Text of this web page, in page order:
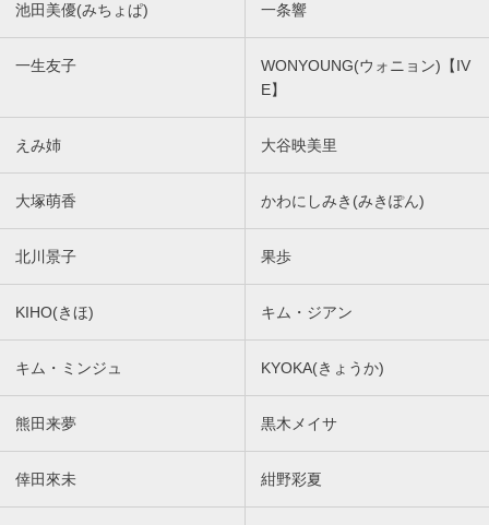
池田美優(みちょぱ) 一条響
一生友子
WONYOUNG(ウォニョン)【IV
E】
えみ姉 大谷映美里
大塚萌香 かわにしみき(みきぽん)
北川景子 果歩
KIHO(きほ) キム・ジアン
キム・ミンジュ KYOKA(きょうか)
熊田来夢 黒木メイサ
倖田來未 紺野彩夏